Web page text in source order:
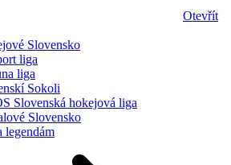
Otevřít
Slovensko
liga
liga
Sokoli
Slovenská hokejová liga
Slovensko
legendám